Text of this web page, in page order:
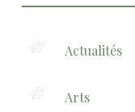
Actualités
Arts